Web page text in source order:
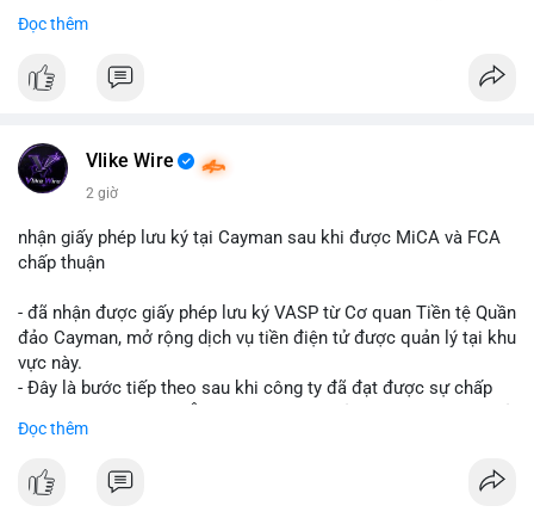
nhà đầu tư chuẩn bị chiến lược.
trong lĩnh vực blockchain.
$btc $eth
#vlikevn #titanbot
Đọc thêm
Vlike Wire
2 giờ
nhận giấy phép lưu ký tại Cayman sau khi được MiCA và FCA
chấp thuận
- đã nhận được giấy phép lưu ký VASP từ Cơ quan Tiền tệ Quần
đảo Cayman, mở rộng dịch vụ tiền điện tử được quản lý tại khu
vực này.
- Đây là bước tiếp theo sau khi công ty đã đạt được sự chấp
quy định toàn cầu.
một cách hợp pháp tại Cayman, thu hút thêm khách hàng tổ
Đọc thêm